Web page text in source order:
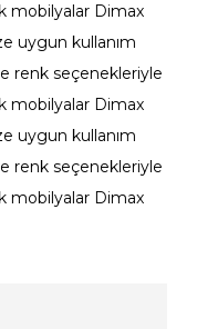
mobilyalar Dimax
uygun kullanım
renk seçenekleriyle
mobilyalar Dimax
uygun kullanım
renk seçenekleriyle
mobilyalar Dimax